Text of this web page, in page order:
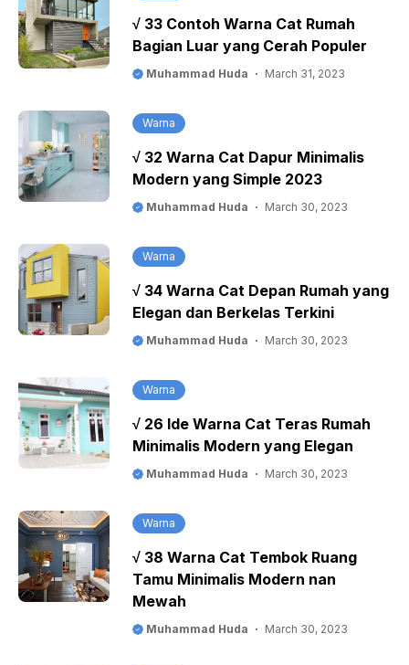
√ 33 Contoh Warna Cat Rumah
Bagian Luar yang Cerah Populer
Muhammad Huda March 31, 2023
Warna
√ 32 Warna Cat Dapur Minimalis
Modern yang Simple 2023
Muhammad Huda March 30, 2023
Warna
√ 34 Warna Cat Depan Rumah yang
Elegan dan Berkelas Terkini
Muhammad Huda March 30, 2023
Warna
√ 26 Ide Warna Cat Teras Rumah
Minimalis Modern yang Elegan
Muhammad Huda March 30, 2023
Warna
√ 38 Warna Cat Tembok Ruang
Tamu Minimalis Modern nan
Mewah
Muhammad Huda March 30, 2023